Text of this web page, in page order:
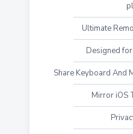
Ultimate
Designed
Share Keyboard And
Mirror iOS